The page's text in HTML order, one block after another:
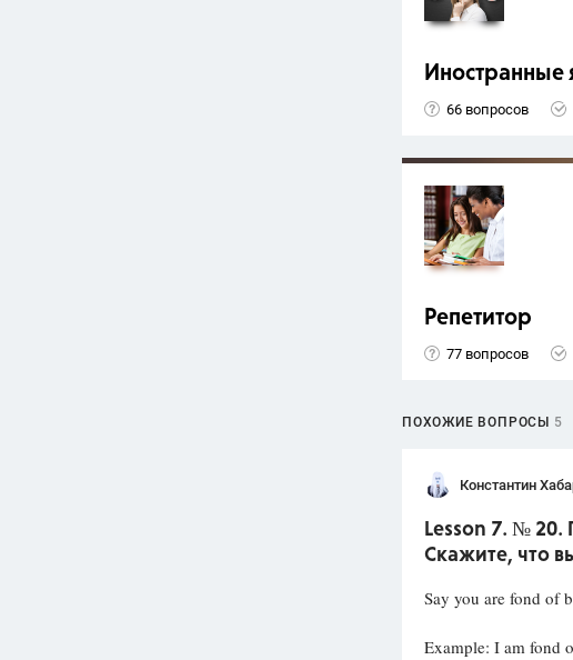
Иностранные
66 вопросов
Репетитор
77 вопросов
ПОХОЖИЕ ВОПРОСЫ 5
Константин
Lesson 7. № 20.
Скажите, что
Say you are fond of
Example: I am fond